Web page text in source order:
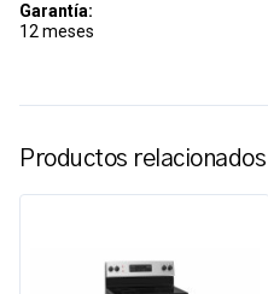
Garantía:
12 meses
Productos relacionados